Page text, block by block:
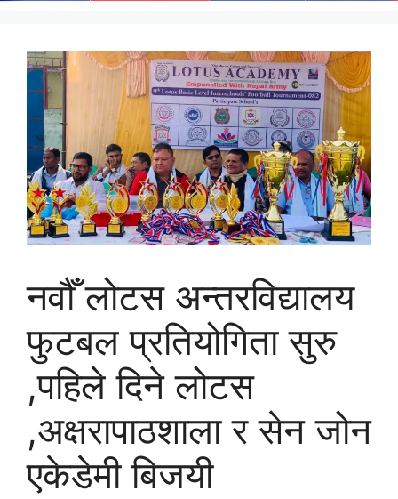
नवौँ लोटस अन्तरविद्यालय
फुटबल प्रतियोगिता सुरु
,पहिले दिने लोटस
,अक्षरापाठशाला र सेन जोन
एकेडेमी बिजयी